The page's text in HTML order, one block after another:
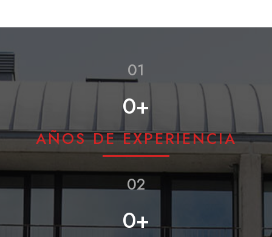
01
0+
AÑOS DE EXPERIENCIA
02
0+